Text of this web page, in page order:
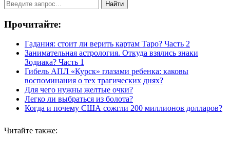
Найти
Прочитайте:
Гадания: стоит ли верить картам Таро? Часть 2
Занимательная астрология. Откуда взялись знаки
Зодиака? Часть 1
Гибель АПЛ «Курск» глазами ребенка: каковы
воспоминания о тех трагических днях?
Для чего нужны желтые очки?
Легко ли выбраться из болота?
Когда и почему США сожгли 200 миллионов долларов?
Читайте также: